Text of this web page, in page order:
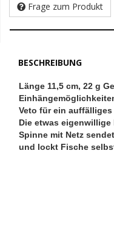
Frage zum Produkt
BESCHREIBUNG
Länge 11,5 cm, 22 g
Veto für ein
Die etwas
Spinne mit Netz
und lockt Fische